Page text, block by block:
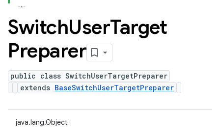
SwitchUserTarget
Preparer
public class SwitchUserTargetPreparer
extends BaseSwitchUserTargetPreparer
java.lang.Object